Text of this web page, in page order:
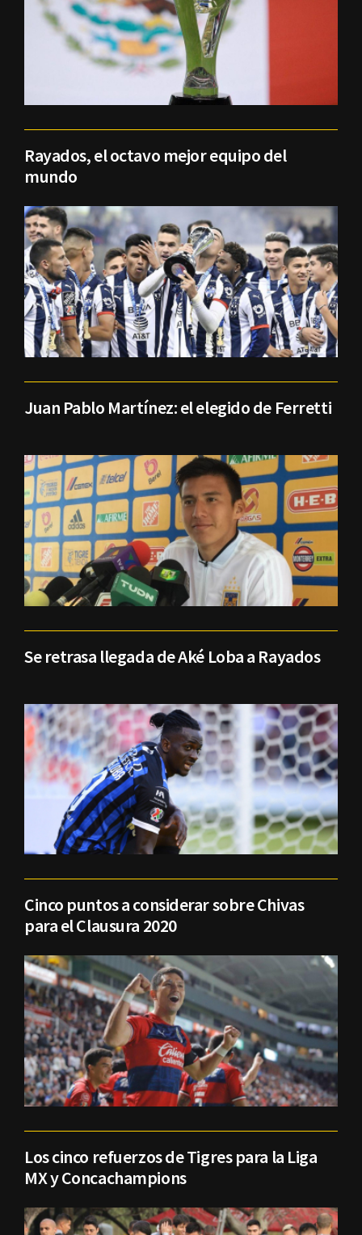
Rayados, el octavo mejor equipo del
mundo
Juan Pablo Martínez: el elegido de Ferretti
Se retrasa llegada de Aké Loba a Rayados
Cinco puntos a considerar sobre Chivas
para el Clausura 2020
Los cinco refuerzos de Tigres para la Liga
MX y Concachampions